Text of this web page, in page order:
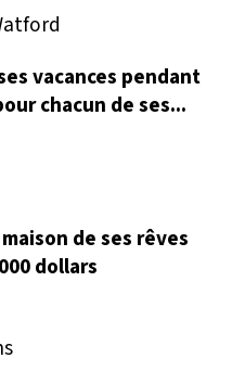
vacances pendant
chacun de ses...
de ses rêves
dollars